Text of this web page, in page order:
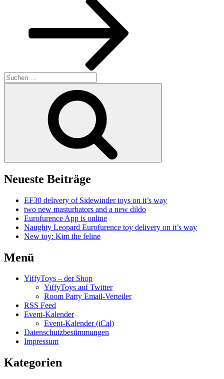
Suchen
nach:
Neueste Beiträge
EF30 delivery of Sidewinder toys on it’s way
two new masturbators and a new dildo
Eurofurence App is online
Naughty Leopard Eurofurence toy delivery on it’s way
New toy: Kim the feline
Menü
YiffyToys – der Shop
YiffyToys auf Twitter
Room Party Email-Verteiler
RSS Feed
Event-Kalender
Event-Kalender (iCal)
Datenschutzbestimmungen
Impressum
Kategorien